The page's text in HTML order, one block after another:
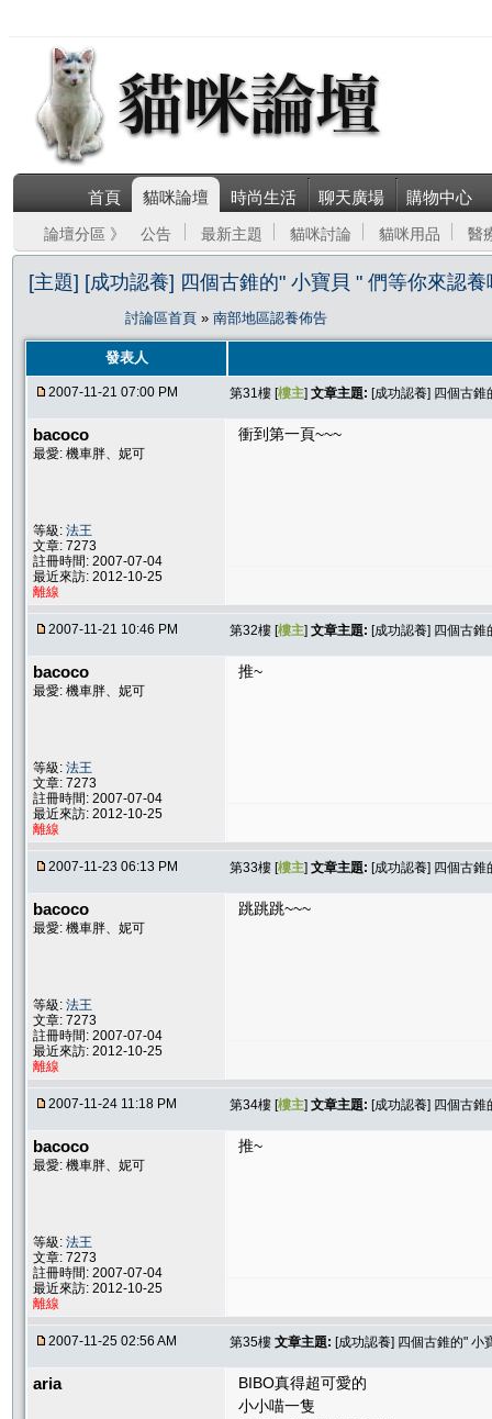
首頁 貓咪論壇 時尚生活 聊天廣場 購物中心
論壇分區 》 公告 最新主題 貓咪討論 貓咪用品 醫
[主題] [成功認養] 四個古錐的" 小寶貝 " 們等你來認養
討論區首頁 » 南部地區認養佈告
發表人
2007-11-21 07:00 PM 第31樓 [樓主] 文章主題: [成功認養] 四個古
bacoco
最愛: 機車胖、妮可
等級: 法王
文章: 7273
註冊時間: 2007-07-04
最近來訪: 2012-10-25
離線
衝到第一頁~~~
2007-11-21 10:46 PM 第32樓 [樓主] 文章主題: [成功認養] 四個古
bacoco
最愛: 機車胖、妮可
等級: 法王
文章: 7273
註冊時間: 2007-07-04
最近來訪: 2012-10-25
離線
推~
2007-11-23 06:13 PM 第33樓 [樓主] 文章主題: [成功認養] 四個古
bacoco
最愛: 機車胖、妮可
等級: 法王
文章: 7273
註冊時間: 2007-07-04
最近來訪: 2012-10-25
離線
跳跳跳~~~
2007-11-24 11:18 PM 第34樓 [樓主] 文章主題: [成功認養] 四個古
bacoco
最愛: 機車胖、妮可
等級: 法王
文章: 7273
註冊時間: 2007-07-04
最近來訪: 2012-10-25
離線
推~
2007-11-25 02:56 AM 第35樓 文章主題: [成功認養] 四個古錐的" 小
aria
BIBO真得超可愛的
小小喵一隻